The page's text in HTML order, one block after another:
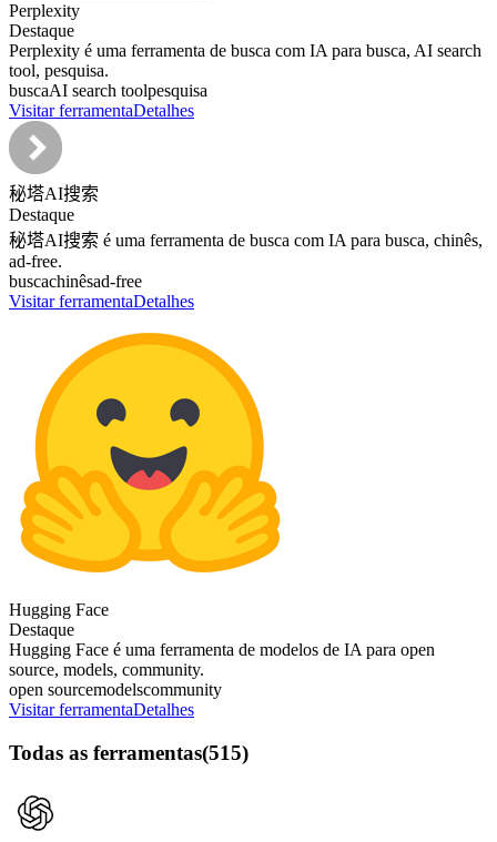
Perplexity
Destaque
Perplexity é uma ferramenta de busca com IA para busca, AI search
tool, pesquisa.
buscaAI search toolpesquisa
Visitar ferramentaDetalhes
秘塔AI搜索
Destaque
秘塔AI搜索 é uma ferramenta de busca com IA para busca, chinês,
ad-free.
buscachinêsad-free
Visitar ferramentaDetalhes
Hugging Face
Destaque
Hugging Face é uma ferramenta de modelos de IA para open
source, models, community.
open sourcemodelscommunity
Visitar ferramentaDetalhes
Todas as ferramentas(515)